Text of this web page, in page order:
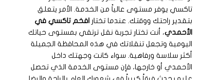
تاكسي يوفر مستوى عالياً من الخدمة. الأمر يتعلق
بتقدير راحتك ووقتك. عندما تختار افخم تاكسي في
الأحمدي، أنت تختار تجربة نقل ترتقي بمستوى حياتك
اليومية وتجعل تنقلاتك في هذه المحافظة الجميلة
أكثر سلاسة ورفاهية. سواء كانت وجهتك داخل
الأحمدي أو خارجها، فإن مستوى الخدمة الذي تحصل